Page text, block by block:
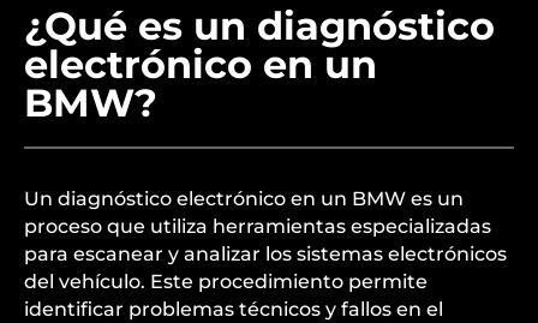
¿Qué es un diagnóstico
electrónico en un
BMW?
Un diagnóstico electrónico en un BMW es un
proceso que utiliza herramientas especializadas
para escanear y analizar los sistemas electrónicos
del vehículo. Este procedimiento permite
identificar problemas técnicos y fallos en el